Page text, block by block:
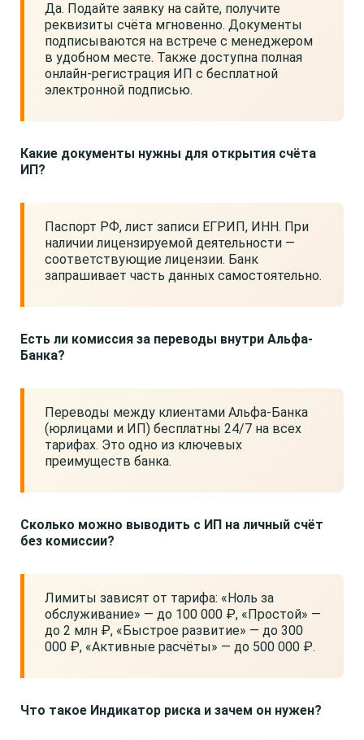
Да. Подайте заявку на сайте, получите
реквизиты счёта мгновенно. Документы
подписываются на встрече с менеджером
в удобном месте. Также доступна полная
онлайн-регистрация ИП с бесплатной
электронной подписью.
Какие документы нужны для открытия счёта
ИП?
Паспорт РФ, лист записи ЕГРИП, ИНН. При
наличии лицензируемой деятельности —
соответствующие лицензии. Банк
запрашивает часть данных самостоятельно.
Есть ли комиссия за переводы внутри Альфа-
Банка?
Переводы между клиентами Альфа-Банка
(юрлицами и ИП) бесплатны 24/7 на всех
тарифах. Это одно из ключевых
преимуществ банка.
Сколько можно выводить с ИП на личный счёт
без комиссии?
Лимиты зависят от тарифа: «Ноль за
обслуживание» — до 100 000 ₽, «Простой» —
до 2 млн ₽, «Быстрое развитие» — до 300
000 ₽, «Активные расчёты» — до 500 000 ₽.
Что такое Индикатор риска и зачем он нужен?